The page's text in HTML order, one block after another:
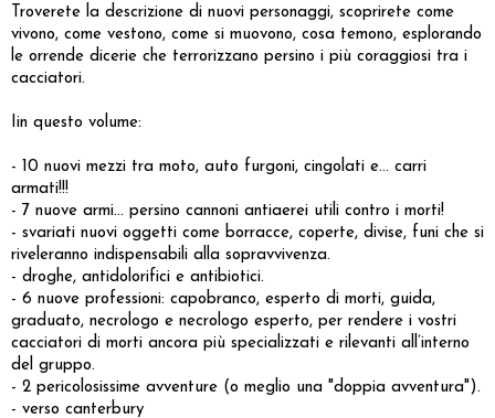
Troverete la descrizione di nuovi personaggi, scoprirete come
vivono, come vestono, come si muovono, cosa temono, esplorando
le orrende dicerie che terrorizzano persino i più coraggiosi tra i
cacciatori.
Iin questo volume:
- 10 nuovi mezzi tra moto, auto furgoni, cingolati e... carri
armati!!!
- 7 nuove armi… persino cannoni antiaerei utili contro i morti!
- svariati nuovi oggetti come borracce, coperte, divise, funi che si
riveleranno indispensabili alla sopravvivenza.
- droghe, antidolorifici e antibiotici.
- 6 nuove professioni: capobranco, esperto di morti, guida,
graduato, necrologo e necrologo esperto, per rendere i vostri
cacciatori di morti ancora più specializzati e rilevanti all’interno
del gruppo.
- 2 pericolosissime avventure (o meglio una "doppia avventura").
- verso canterbury